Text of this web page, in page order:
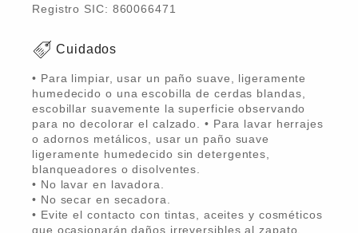
Registro SIC: 860066471
Cuidados
• Para limpiar, usar un paño suave, ligeramente
humedecido o una escobilla de cerdas blandas,
escobillar suavemente la superficie observando
para no decolorar el calzado. • Para lavar herrajes
o adornos metálicos, usar un paño suave
ligeramente humedecido sin detergentes,
blanqueadores o disolventes.
• No lavar en lavadora.
• No secar en secadora.
• Evite el contacto con tintas, aceites y cosméticos
que ocasionarán daños irreversibles al zapato.